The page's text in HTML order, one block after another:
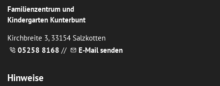
Familienzentrum und
Kindergarten Kunterbunt
Kirchbreite 3, 33154 Salzkotten
05258 8168 // E-Mail senden
Hinweise